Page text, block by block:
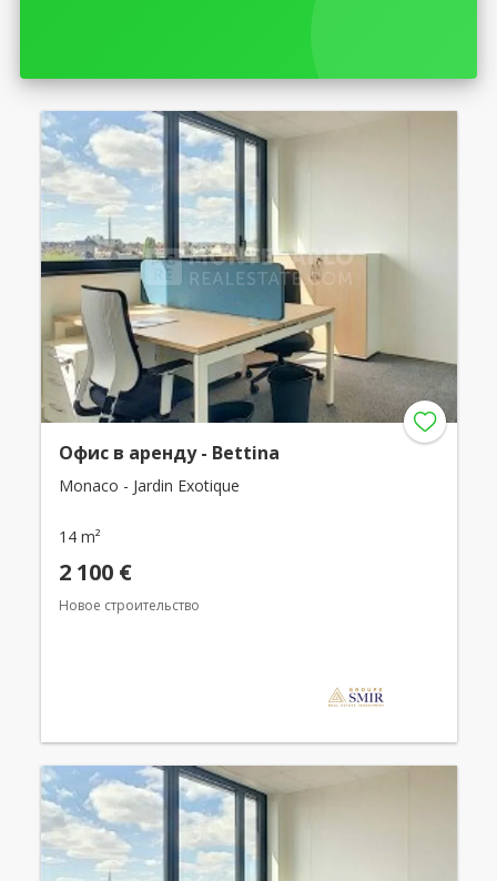
Офис в аренду - Bettina
Monaco - Jardin Exotique
14 m²
2 100 €
Новое строительство